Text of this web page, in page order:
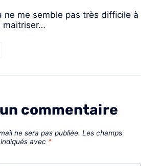
ne me semble pas très difficile à
maitriser…
commentaire
ne sera pas publiée. Les champs
avec *